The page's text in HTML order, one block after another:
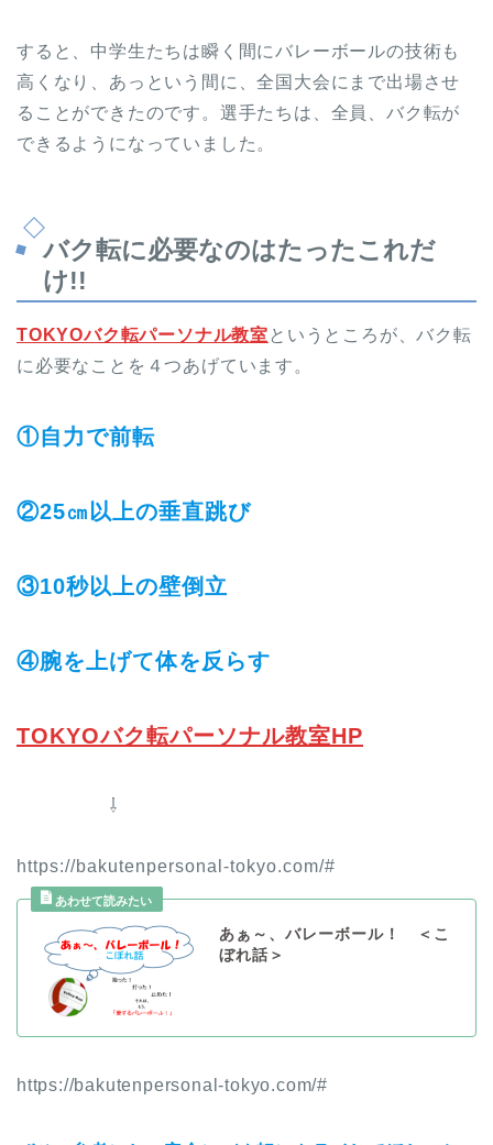
すると、中学生たちは瞬く間にバレーボールの技術も
高くなり、あっという間に、全国大会にまで出場させ
ることができたのです。選手たちは、全員、バク転が
できるようになっていました。
バク転に必要なのはたったこれだ
け!!
TOKYOバク転パーソナル教室 というところが、バク転
に必要なことを４つあげています。
①自力で前転
②25㎝以上の垂直跳び
③10秒以上の壁倒立
④腕を上げて体を反らす
TOKYOバク転パーソナル教室HP
⇩
https://bakutenpersonal-tokyo.com/#
あぁ～、バレーボール！ ＜こ
ぼれ話＞
https://bakutenpersonal-tokyo.com/#